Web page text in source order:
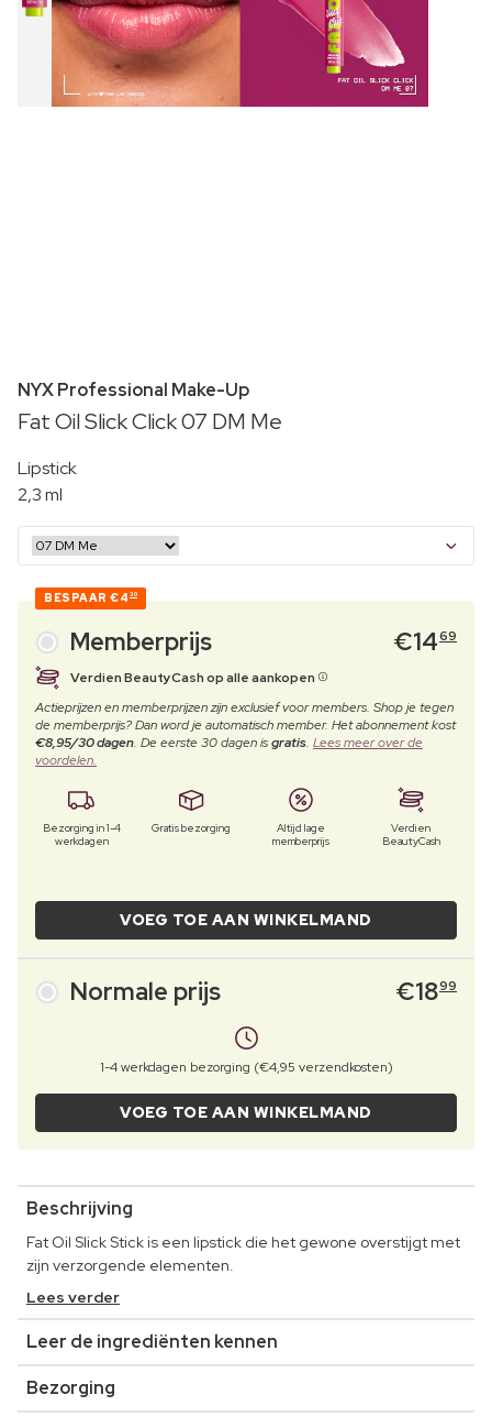
NYX Professional Make-Up
Fat Oil Slick Click 07 DM Me
Lipstick
2,3 ml
BESPAAR €4 30
Memberprijs €1469
Verdien BeautyCash op alle aankopen
Actieprijzen en memberprijzen zijn exclusief voor members. Shop je tegen
de memberprijs? Dan word je automatisch member. Het abonnement kost
€8,95/30 dagen. De eerste 30 dagen isgratis. Lees meer over de
voordelen.
Bezorging in 1-4
werkdagen
Gratis bezorging
Altijd lage
memberprijs
Verdien
BeautyCash
VOEG TOE AAN WINKELMAND
Normale prijs €1899
1-4 werkdagen bezorging (€4,95 verzendkosten)
VOEG TOE AAN WINKELMAND
Beschrijving
Fat Oil Slick Stick is een lipstick die het gewone overstijgt met
zijn verzorgende elementen.
Lees verder
Leer de ingrediënten kennen
Bezorging